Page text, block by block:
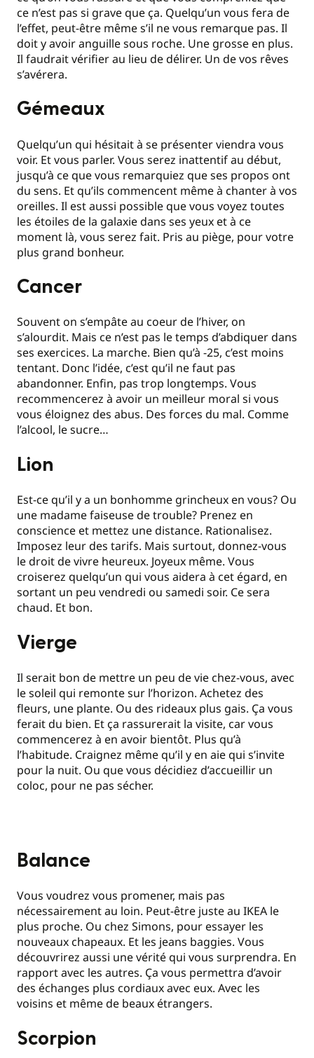
ce n’est pas si grave que ça. Quelqu’un vous fera de
l’effet, peut-être même s’il ne vous remarque pas. Il
doit y avoir anguille sous roche. Une grosse en plus.
Il faudrait vérifier au lieu de délirer. Un de vos rêves
s’avérera.
Gémeaux
Quelqu’un qui hésitait à se présenter viendra vous
voir. Et vous parler. Vous serez inattentif au début,
jusqu’à ce que vous remarquiez que ses propos ont
du sens. Et qu’ils commencent même à chanter à vos
oreilles. Il est aussi possible que vous voyez toutes
les étoiles de la galaxie dans ses yeux et à ce
moment là, vous serez fait. Pris au piège, pour votre
plus grand bonheur.
Cancer
Souvent on s’empâte au coeur de l’hiver, on
s’alourdit. Mais ce n’est pas le temps d’abdiquer dans
ses exercices. La marche. Bien qu’à -25, c’est moins
tentant. Donc l’idée, c’est qu’il ne faut pas
abandonner. Enfin, pas trop longtemps. Vous
recommencerez à avoir un meilleur moral si vous
vous éloignez des abus. Des forces du mal. Comme
l’alcool, le sucre…
Lion
Est-ce qu’il y a un bonhomme grincheux en vous? Ou
une madame faiseuse de trouble? Prenez en
conscience et mettez une distance. Rationalisez.
Imposez leur des tarifs. Mais surtout, donnez-vous
le droit de vivre heureux. Joyeux même. Vous
croiserez quelqu’un qui vous aidera à cet égard, en
sortant un peu vendredi ou samedi soir. Ce sera
chaud. Et bon.
Vierge
Il serait bon de mettre un peu de vie chez-vous, avec
le soleil qui remonte sur l’horizon. Achetez des
fleurs, une plante. Ou des rideaux plus gais. Ça vous
ferait du bien. Et ça rassurerait la visite, car vous
commencerez à en avoir bientôt. Plus qu’à
l’habitude. Craignez même qu’il y en aie qui s’invite
pour la nuit. Ou que vous décidiez d’accueillir un
coloc, pour ne pas sécher.
Balance
Vous voudrez vous promener, mais pas
nécessairement au loin. Peut-être juste au IKEA le
plus proche. Ou chez Simons, pour essayer les
nouveaux chapeaux. Et les jeans baggies. Vous
découvrirez aussi une vérité qui vous surprendra. En
rapport avec les autres. Ça vous permettra d’avoir
des échanges plus cordiaux avec eux. Avec les
voisins et même de beaux étrangers.
Scorpion